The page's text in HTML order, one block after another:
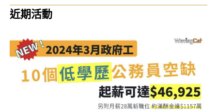
近期活動